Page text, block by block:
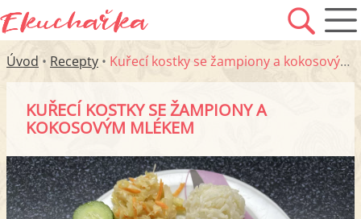
Úvod • Recepty • Kuřecí kostky se žampiony a kokosovým mlékem
KUŘECÍ KOSTKY SE ŽAMPIONY A
KOKOSOVÝM MLÉKEM